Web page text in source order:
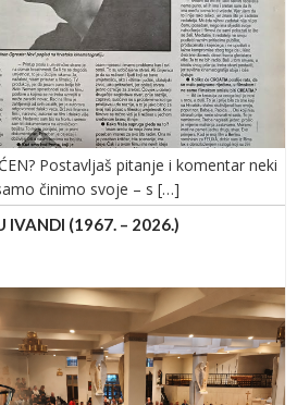
Postavljaš pitanje i komentar neki
činimo svoje – s […]
IVANDI (1967. – 2026.)